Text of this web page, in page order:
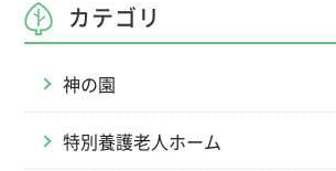
カテゴリ
神の園
特別養護老人ホーム